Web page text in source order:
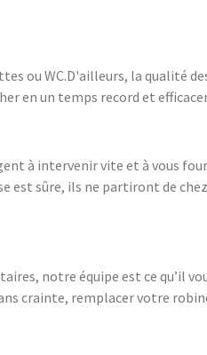
ou WC.D'ailleurs, la qualité
en un temps record et
à intervenir vite et à vous
est sûre, ils ne partiront de
notre équipe est ce qu’il
crainte, remplacer votre